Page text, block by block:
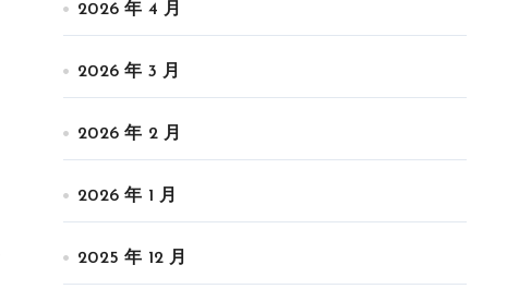
2026 年 4 月
2026 年 3 月
2026 年 2 月
2026 年 1 月
2025 年 12 月